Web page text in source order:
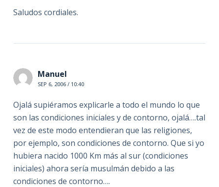
Saludos cordiales.
Manuel
SEP 6, 2006 / 10:40
Ojalá supiéramos explicarle a todo el mundo lo que
son las condiciones iniciales y de contorno, ojalá….tal
vez de este modo entendieran que las religiones,
por ejemplo, son condiciones de contorno. Que si yo
hubiera nacido 1000 Km más al sur (condiciones
iniciales) ahora sería musulmán debido a las
condiciones de contorno….